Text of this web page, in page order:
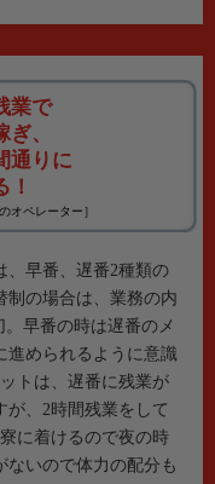
業で
ぎ、
通りに
オペレーター］
、早番、遅番2種類の
制の場合は、業務の内
早番の時は遅番のメ
進められるように意識
トは、遅番に残業が
が、2時間残業をして
に着けるので夜の時
ないので体力の配分も